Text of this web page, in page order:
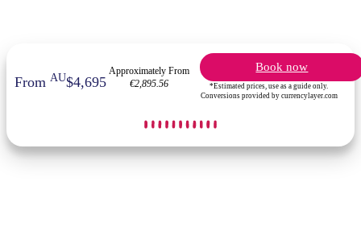
FromAU$4,695
Approximately From
€2,895.56
Book now
*Estimated prices, use as a guide only.
Conversions provided by currencylayer.com